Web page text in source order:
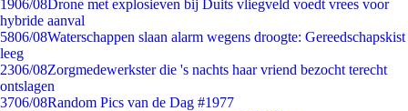
1906/08Drone met explosieven bij Duits vliegveld voedt vrees voor
hybride aanval
5806/08Waterschappen slaan alarm wegens droogte: Gereedschapskist
leeg
2306/08Zorgmedewerkster die 's nachts haar vriend bezocht terecht
ontslagen
3706/08Random Pics van de Dag #1977